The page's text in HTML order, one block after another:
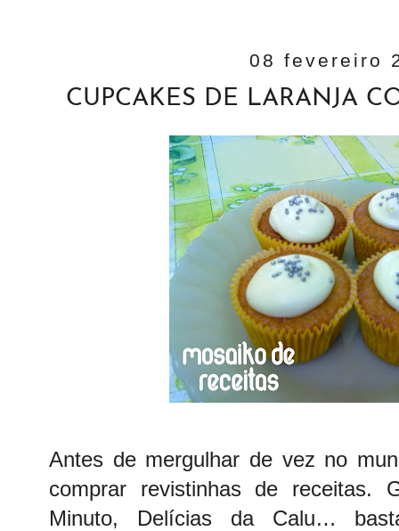
08 fevereiro
CUPCAKES DE LARANJA
Antes de mergulhar de vez no
comprar revistinhas de receitas.
Minuto, Delícias da Calu…